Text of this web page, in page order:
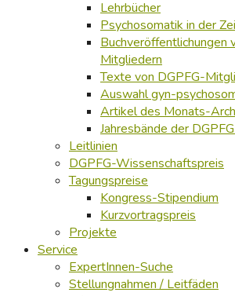
Lehrbücher
Psychosomatik in der
Buchveröffentlichungen
Mitgliedern
Texte von DGPFG-
Auswahl gyn-
Artikel des Monats-
Jahresbände der
Leitlinien
DGPFG-Wissenschaftspreis
Tagungspreise
Kongress-Stipendium
Kurzvortragspreis
Projekte
Service
ExpertInnen-Suche
Stellungnahmen / Leitfäden